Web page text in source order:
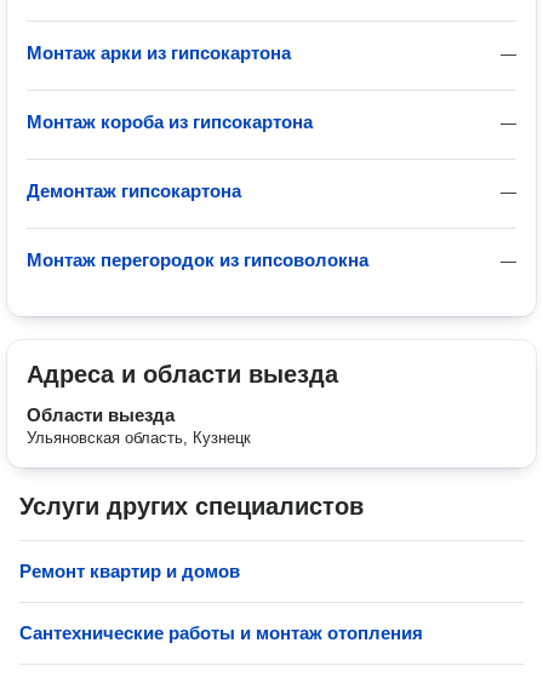
—
Монтаж арки из гипсокартона
—
Монтаж короба из гипсокартона
—
Демонтаж гипсокартона
—
Монтаж перегородок из гипсоволокна
Адреса и области выезда
Области выезда
Ульяновская область, Кузнецк
Услуги других специалистов
Ремонт квартир и домов
Сантехнические работы и монтаж отопления